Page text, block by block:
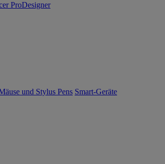
ProDesigner
und Stylus Pens Smart-Geräte